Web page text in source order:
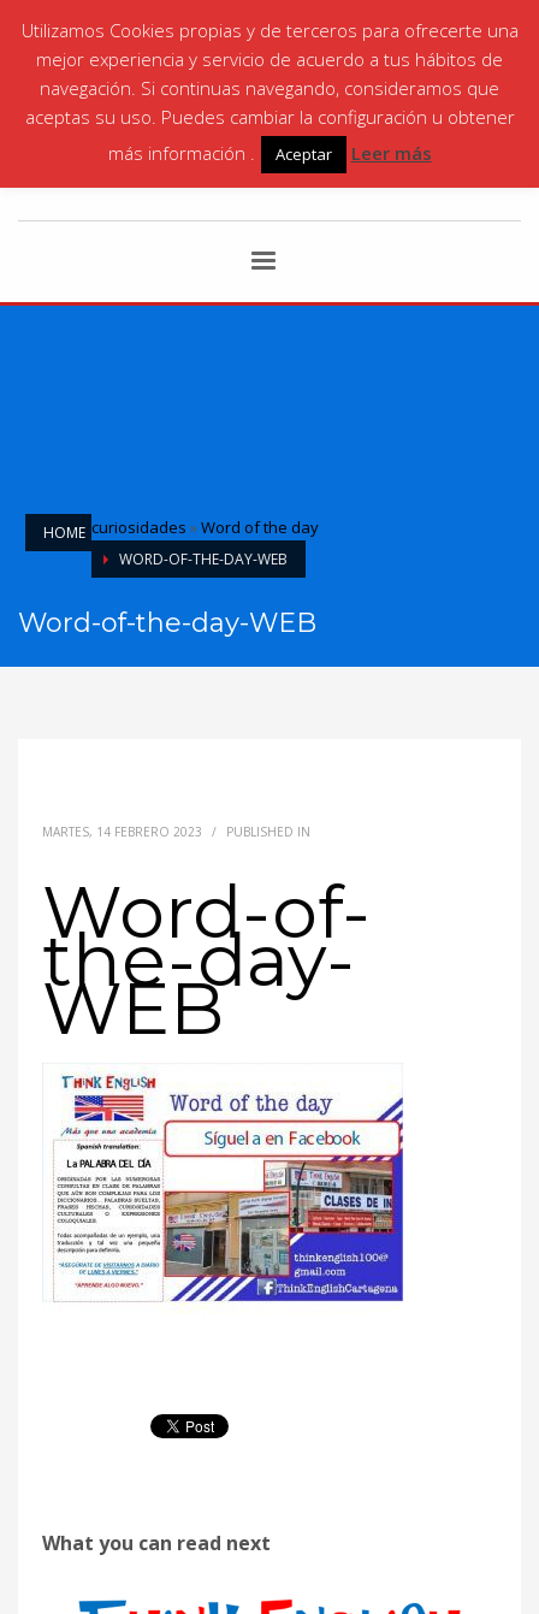
¡LLÁMANOS! | SANTA ANA868 06 35 87|
CARTAGENA868 066146
HOME curiosidades »Word of the day
WORD-OF-THE-DAY-WEB
Word-of-the-day-WEB
MARTES, 14 FEBRERO 2023 / PUBLISHED IN
Word-of-
the-day-
WEB
What you can read next
Utilizamos Cookies propias y de terceros para ofrecerte una
mejor experiencia y servicio de acuerdo a tus hábitos de
navegación. Si continuas navegando, consideramos que
aceptas su uso. Puedes cambiar la configuración u obtener
más información .
Aceptar Leer más